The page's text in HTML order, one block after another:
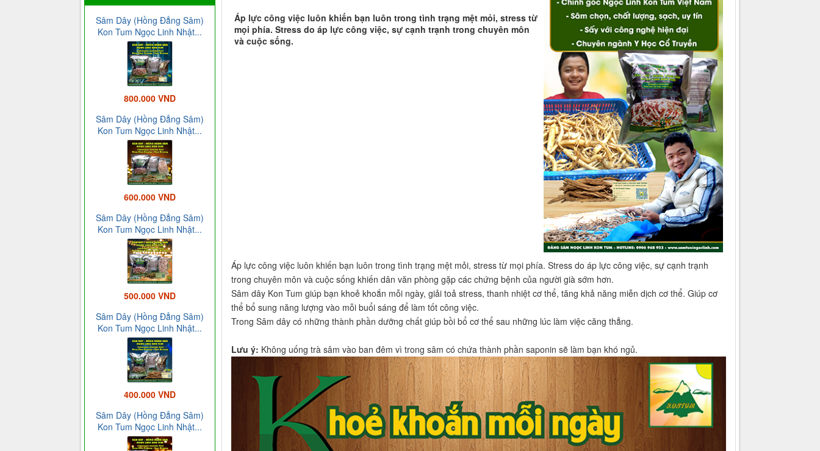
Áp lực công việc luôn khiến bạn luôn trong tình trạng mệt mỏi, stress từ
mọi phía. Stress do áp lực công việc, sự cạnh trạnh trong chuyên môn
và cuộc sống.
Áp lực công việc luôn khiến bạn luôn trong tình trạng mệt mỏi, stress từ mọi phía. Stress do áp lực công việc, sự cạnh trạnh
trong chuyên môn và cuộc sống khiến dân văn phòng gặp các chứng bệnh của người già sớm hơn.
Sâm dây Kon Tum giúp bạn khoẻ khoắn mỗi ngày, giải toả stress, thanh nhiệt cơ thể, tăng khả năng miễn dịch cơ thể. Giúp cơ
thể bổ sung năng lượng vào mỗi buổi sáng để làm tốt công việc.
Trong Sâm dây có những thành phần dưỡng chất giúp bồi bổ cơ thể sau những lúc làm việc căng thẳng.
Lưu ý: Không uống trà sâm vào ban đêm vì trong sâm có chứa thành phần saponin sẽ làm bạn khó ngủ.
Sâm Dây (Hồng Đẳng Sâm)
Kon Tum Ngọc Linh Nhật...
800.000 VND
Sâm Dây (Hồng Đẳng Sâm)
Kon Tum Ngọc Linh Nhật...
600.000 VND
Sâm Dây (Hồng Đẳng Sâm)
Kon Tum Ngọc Linh Nhật...
500.000 VND
Sâm Dây (Hồng Đẳng Sâm)
Kon Tum Ngọc Linh Nhật...
400.000 VND
Sâm Dây (Hồng Đẳng Sâm)
Kon Tum Ngọc Linh Nhật...